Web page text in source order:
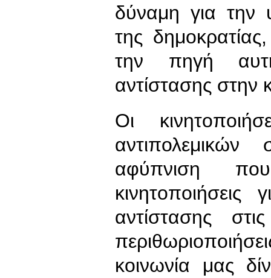
δύναμη για την
της
την πηγή
αντίστασης στην
Οι
αντιπολεμικών
αφύπνιση
κινητοποιήσεις
αντίστασης
κοινωνία μας